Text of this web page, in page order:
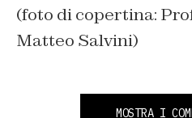
(foto di copertina:
Matteo Salvini)
MOSTRA I